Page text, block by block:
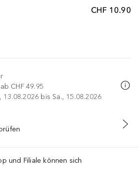
CHF 10.90
CHF 49.95
13.08.2026 bis Sa., 15.08.2026
DEN WARENKORB
und Filiale können sich